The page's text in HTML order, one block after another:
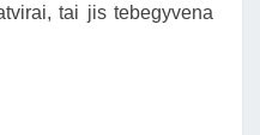
tai jis tebegyvena